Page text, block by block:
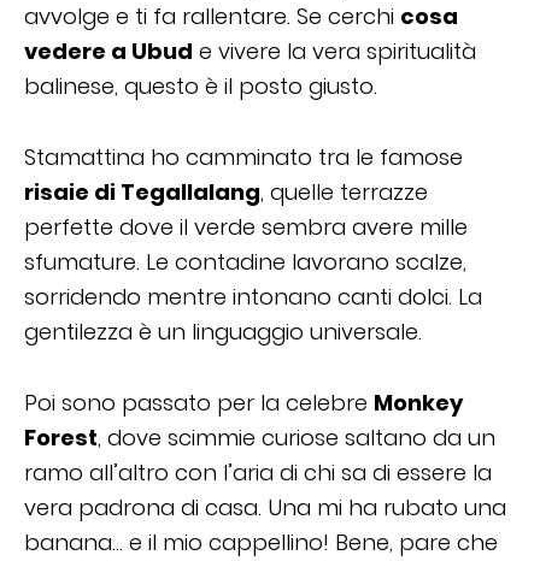
avvolge e ti fa rallentare. Se cerchi cosa
vedere a Ubud e vivere la vera spiritualità
balinese, questo è il posto giusto.
Stamattina ho camminato tra le famose
risaie di Tegallalang, quelle terrazze
perfette dove il verde sembra avere mille
sfumature. Le contadine lavorano scalze,
sorridendo mentre intonano canti dolci. La
gentilezza è un linguaggio universale.
Poi sono passato per la celebre Monkey
Forest, dove scimmie curiose saltano da un
ramo all’altro con l’aria di chi sa di essere la
vera padrona di casa. Una mi ha rubato una
banana… e il mio cappellino! Bene, pare che